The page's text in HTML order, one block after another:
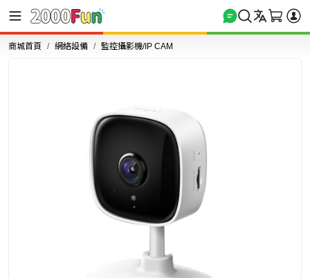
商城首頁 網絡設備 監控攝影機/IP CAM